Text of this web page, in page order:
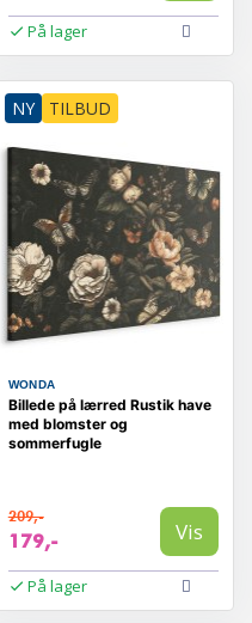
På lager
NY TILBUD
WONDA
Billede på lærred Rustik have
med blomster og
sommerfugle
209,-
179,- Vis
På lager